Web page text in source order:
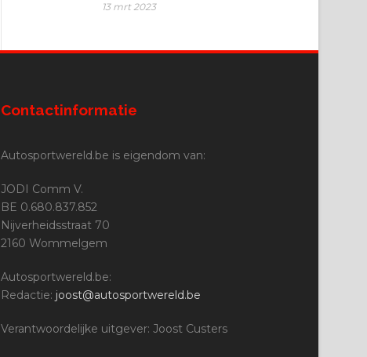
13 mrt 2023
Contactinformatie
Autosportwereld.be is eigendom van:
JODI Comm V.
BE 0.680.837.852
Nijverheidsstraat 70
2160 Wommelgem
Autosportwereld.be:
Redactie: joost@autosportwereld.be
Verantwoordelijke uitgever: Joost Custers